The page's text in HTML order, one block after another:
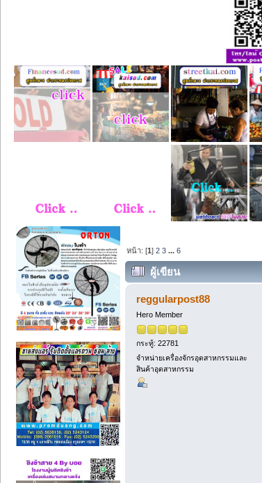
หน้า: [1]2 3 ...6
ผู้เขียน
reggularpost88
Hero Member
กระทู้: 22781
จำหน่ายเครื่องจักรอุตสาหกรรมและ
สินค้าอุตสาหกรรม